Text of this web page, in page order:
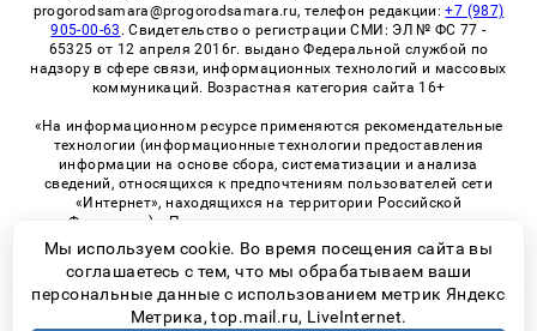
progorodsamara@progorodsamara.ru, телефон редакции:+7 (987)
905-00-63 . Свидетельство о регистрации СМИ: ЭЛ № ФС 77 -
65325 от 12 апреля 2016г. выдано Федеральной службой по
надзору в сфере связи, информационных технологий и массовых
коммуникаций. Возрастная категория сайта 16+
«На информационном ресурсе применяются рекомендательные
технологии (информационные технологии предоставления
информации на основе сбора, систематизации и анализа
сведений, относящихся к предпочтениям пользователей сети
«Интернет», находящихся на территории Российской
Федерации)». Правила применения рекомендательных
технологий в виджетах рекламно-обменной сети
«СМИ2» (PDF)
© 2026 «ProGorodSamara» | Все права защищены
Мы используем cookie. Во время посещения сайта вы
соглашаетесь с тем, что мы обрабатываем ваши
персональные данные с использованием метрик Яндекс
Метрика, top.mail.ru, LiveInternet.